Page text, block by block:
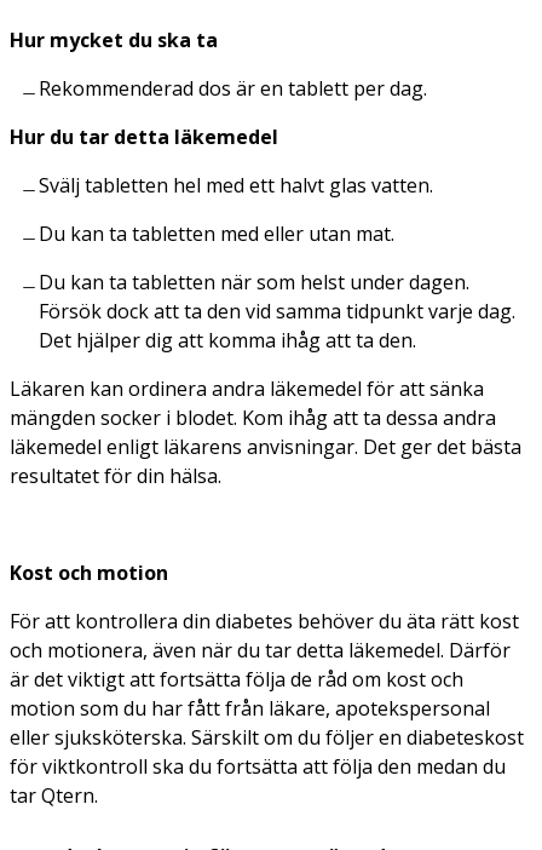
Hur mycket du ska ta
Rekommenderad dos är en tablett per dag.
Hur du tar detta läkemedel
Svälj tabletten hel med ett halvt glas vatten.
Du kan ta tabletten med eller utan mat.
Du kan ta tabletten när som helst under dagen.
Försök dock att ta den vid samma tidpunkt varje dag.
Det hjälper dig att komma ihåg att ta den.
Läkaren kan ordinera andra läkemedel för att sänka
mängden socker i blodet. Kom ihåg att ta dessa andra
läkemedel enligt läkarens anvisningar. Det ger det bästa
resultatet för din hälsa.
Kost och motion
För att kontrollera din diabetes behöver du äta rätt kost
och motionera, även när du tar detta läkemedel. Därför
är det viktigt att fortsätta följa de råd om kost och
motion som du har fått från läkare, apotekspersonal
eller sjuksköterska. Särskilt om du följer en diabeteskost
för viktkontroll ska du fortsätta att följa den medan du
tar Qtern.